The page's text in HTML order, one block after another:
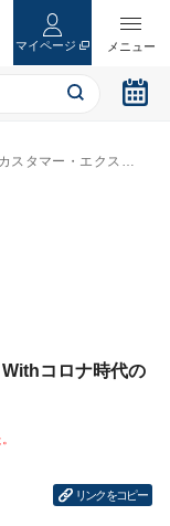
マイページ
Withコロナ時代の新しい顧客体験」
Withコロナ時代の
リンクをコピー